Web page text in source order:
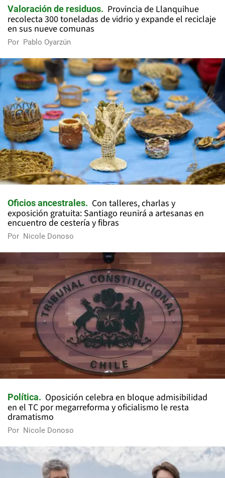
Valoración de residuos
Provincia de Llanquihue
recolecta 300 toneladas de vidrio y expande el reciclaje
en sus nueve comunas
Por Pablo Oyarzún
Oficios ancestrales
Con talleres, charlas y
exposición gratuita: Santiago reunirá a artesanas en
encuentro de cestería y fibras
Por Nicole Donoso
Política
Oposición celebra en bloque admisibilidad
en el TC por megarreforma y oficialismo le resta
dramatismo
Por Nicole Donoso